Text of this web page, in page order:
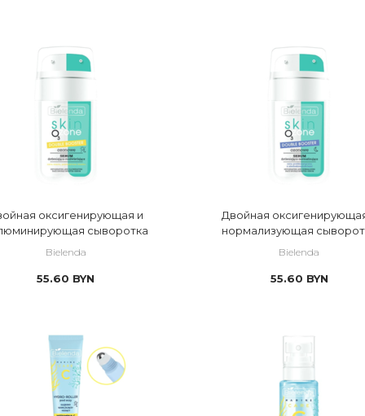
оксигенирующая и
сыворотка
Bielenda
55.60 BYN
Двойная
нормализующая
Bielenda
55.60 BYN